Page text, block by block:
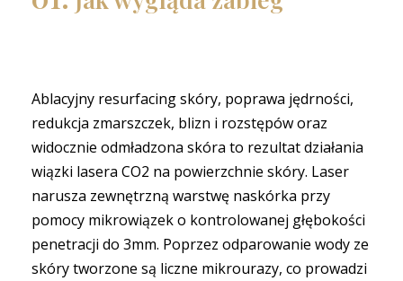
Ablacyjny resurfacing skóry, poprawa jędrności,
redukcja zmarszczek, blizn i rozstępów oraz
widocznie odmładzona skóra to rezultat działania
wiązki lasera CO2 na powierzchnie skóry. Laser
narusza zewnętrzną warstwę naskórka przy
pomocy mikrowiązek o kontrolowanej głębokości
penetracji do 3mm. Poprzez odparowanie wody ze
skóry tworzone są liczne mikrourazy, co prowadzi